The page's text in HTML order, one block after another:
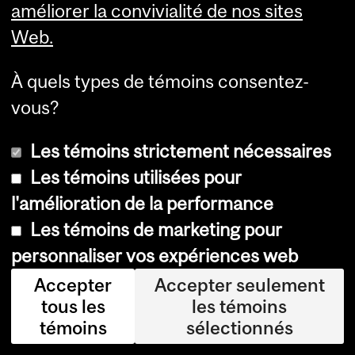
e
l
f
m
i
l
l
e
S
t
e
améliorer la convivialité de nos sites
Web.
À quels types de témoins consentez-
vous?
Les témoins strictement nécessaires
Les témoins utilisées pour
l'amélioration de la performance
Les témoins de marketing pour
personnaliser vos expériences web
Accepter
tous les
témoins
Accepter seulement
les témoins
sélectionnés